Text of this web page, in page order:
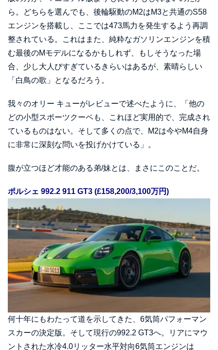
ら。どちらを選んでも、後輪駆動のM2はM3と共通のS58
エンジンを搭載し、ここでは473馬力を発生するよう再調
整されている。これはまた、純粋なガソリンエンジンを積
む最後のMモデルになるかもしれず、もしそうなった場
合、少し大人びすぎているきらいはあるが、素晴らしい
「白鳥の歌」となるだろう。
我々のオリー キューがレビューで述べたように、「他の
どの小型スポーツクーペも、これほど実用的で、完成され
ているものはない。そして多くの点で、M2は今やM4自身
に非常に深刻な問いを投げかけている」。
腹が立つほど才能のある弟/妹とは、まさにこのことだ。
ポルシェ 992.2 911 GT3 (£158,200/3,100万円)
何十年にもわたって道を示してきた、6気筒パフォーマン
スカーの決定版。そして現行の992.2 GT3へ。リアにマウ
ントされた水冷4.0リッター水平対向6気筒エンジンは